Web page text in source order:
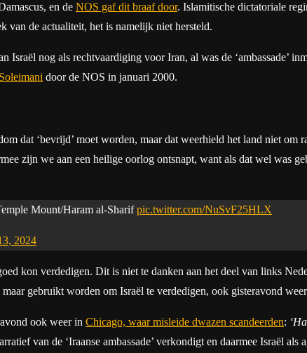
en de NOS gaf dit braaf door. Islamitische dictatoriale
van de actualiteit, het is namelijk niet hersteld.
Israël nog als rechtvaardiging voor Iran, al was de ‘ambassade’
door de NOS in januari 2000.
dat ‘bevrijd’ moet worden, maar dat weerhield het land niet
zijn we aan een heilige oorlog ontsnapt, want als dat wel was
Mount/Haram al-Sharifpic.twitter.com/NuSvF25HLX
2024
kon verdedigen. Dit is niet te danken aan het deel van links
gebruikt worden om Israël te verdedigen, ook gisteravond
ook weer in Chicago, waar misleide dwazen scandeerden:
van de ‘Iraanse ambassade’ verkondigt en daarmee Israël